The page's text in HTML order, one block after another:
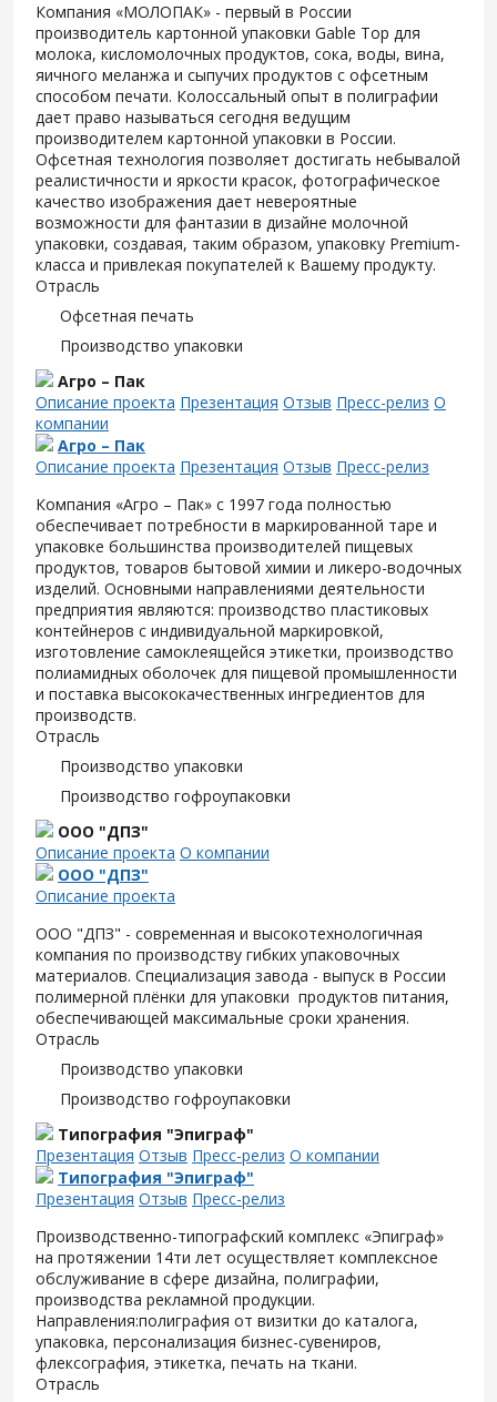
Компания «МОЛОПАК» - первый в России
производитель картонной упаковки Gable Top для
молока, кисломолочных продуктов, сока, воды, вина,
яичного меланжа и сыпучих продуктов с офсетным
способом печати. Колоссальный опыт в полиграфии
дает право называться сегодня ведущим
производителем картонной упаковки в России.
Офсетная технология позволяет достигать небывалой
реалистичности и яркости красок, фотографическое
качество изображения дает невероятные
возможности для фантазии в дизайне молочной
упаковки, создавая, таким образом, упаковку Premium-
класса и привлекая покупателей к Вашему продукту.
Отрасль
Офсетная печать
Производство упаковки
Агро – Пак
Описание проекта Презентация Отзыв Пресс-релиз О
компании
Агро – Пак
Описание проекта Презентация Отзыв Пресс-релиз
Компания «Агро – Пак» с 1997 года полностью
обеспечивает потребности в маркированной таре и
упаковке большинства производителей пищевых
продуктов, товаров бытовой химии и ликеро-водочных
изделий. Основными направлениями деятельности
предприятия являются: производство пластиковых
контейнеров с индивидуальной маркировкой,
изготовление самоклеящейся этикетки, производство
полиамидных оболочек для пищевой промышленности
и поставка высококачественных ингредиентов для
производств.
Отрасль
Производство упаковки
Производство гофроупаковки
ООО "ДПЗ"
Описание проекта О компании
ООО "ДПЗ"
Описание проекта
ООО "ДПЗ" - современная и высокотехнологичная
компания по производству гибких упаковочных
материалов. Специализация завода - выпуск в России
полимерной плёнки для упаковки продуктов питания,
обеспечивающей максимальные сроки хранения.
Отрасль
Производство упаковки
Производство гофроупаковки
Типография "Эпиграф"
Презентация Отзыв Пресс-релиз О компании
Типография "Эпиграф"
Презентация Отзыв Пресс-релиз
Производственно-типографский комплекс «Эпиграф»
на протяжении 14ти лет осуществляет комплексное
обслуживание в сфере дизайна, полиграфии,
производства рекламной продукции.
Направления:полиграфия от визитки до каталога,
упаковка, персонализация бизнес-сувениров,
флексография, этикетка, печать на ткани.
Отрасль